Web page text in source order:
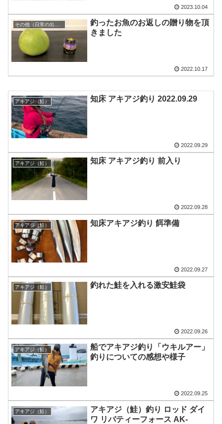
2023.10.04
その他（日常の出来事）
釣ったお魚のお返しの贈り物を頂
きました
2022.10.17
アキアジ（鮭） 知床 アキアジ釣り 2022.09.29
2022.09.29
アキアジ（鮭） 知床 アキアジ釣り 前入り
2022.09.28
アキアジ（鮭） 知床アキアジ釣り 餌準備
2022.09.27
アキアジ（鮭） 釣れた鮭を入れる激安鮭袋
2022.09.26
アキアジ（鮭）
船でアキアジ釣り「ウキルアー」
釣りについての感想や様子
2022.09.25
アキアジ（鮭）
アキアジ（鮭）釣り ロッド ダイ
ワ リバティーフォース AK-